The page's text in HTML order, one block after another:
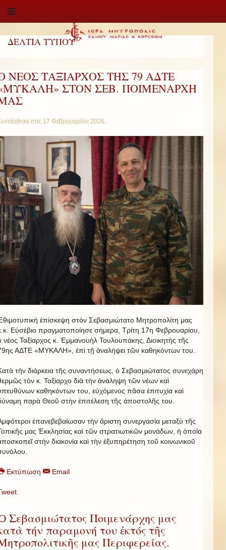
ΔΕΛΤΙΑ ΤΥΠΟΥ
ΝΕΟΣ ΤΑΞΙΑΡΧΟΣ ΤΗΣ 79 ΑΔΤΕ
ΣΤΟΝ ΣΕΒ. ΠΟΙΜΕΝΑΡΧΗ
στις 17 Φεβρουαρίου 2026.
ἐπίσκεψη στὸν Σεβασμιώτατο Μητροπολίτη μας
Εὐσέβιο πραγματοποίησε σήμερα, Τρίτη 17η Φεβρουαρίου,
νέος Ταξίαρχος κ. Ἐμμανουὴλ Τουλουπάκης, Διοικητὴς τῆς
ΑΔΤΕ «ΜΥΚΑΛΗ», ἐπὶ τῇ ἀναλήψει τῶν καθηκόντων του.
τὴν διάρκεια τῆς συναντήσεως, ὁ Σεβασμιώτατος συνεχάρη
τὸν κ. Ταξίαρχο διὰ τὴν ἀνάληψη τῶν νέων καὶ
καθηκόντων του, εὐχόμενος πᾶσα ἐπιτυχία καὶ
παρὰ Θεοῦ στὴν ἐπιτέλεση τῆς ἀποστολῆς του.
ἐπανεβεβαίωσαν τὴν ἄριστη συνεργασία μεταξὺ τῆς
μας Ἐκκλησίας καὶ τῶν στρατιωτικῶν μονάδων, ἡ ὁποία
στὴν διακονία καὶ τὴν ἐξυπηρέτηση τοῦ κοινωνικοῦ
Εκτύπωση Email
Σεβασμιώτατος Ποιμενάρχης μας
τήν παραμονή του ἐκτός τῆς
μας Περιφερείας.